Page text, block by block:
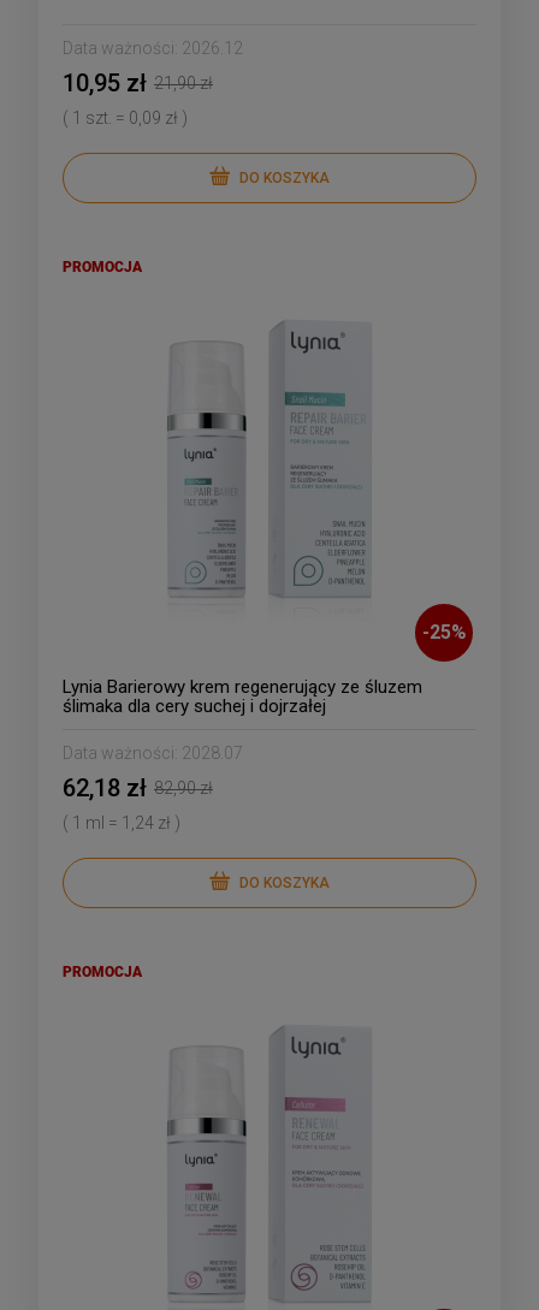
Data ważności: 2026.12
10,95 zł 21,90 zł
( 1 szt. = 0,09 zł )
DO KOSZYKA
-25%
Lynia Barierowy krem regenerujący ze śluzem
ślimaka dla cery suchej i dojrzałej
Data ważności: 2028.07
62,18 zł 82,90 zł
( 1 ml = 1,24 zł )
DO KOSZYKA
PROMOCJA
PROMOCJA